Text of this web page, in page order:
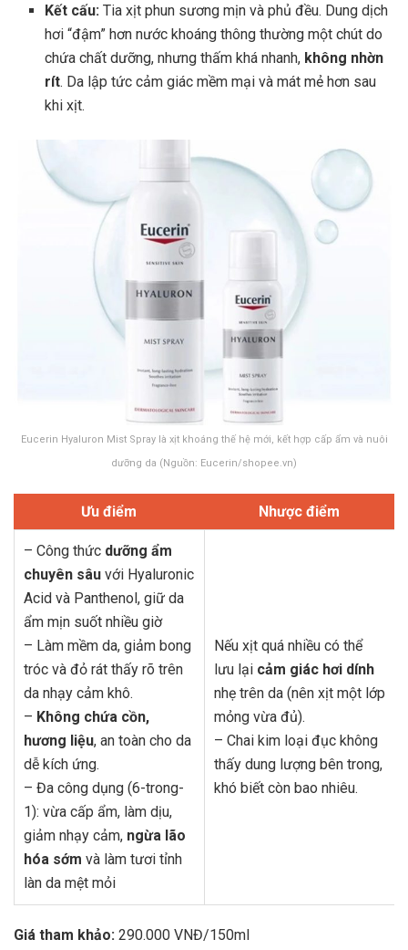
Kết cấu: Tia xịt phun sương mịn và phủ đều. Dung dịch
hơi “đậm” hơn nước khoáng thông thường một chút do
chứa chất dưỡng, nhưng thấm khá nhanh, không nhờn
rít. Da lập tức cảm giác mềm mại và mát mẻ hơn sau
khi xịt.
Eucerin Hyaluron Mist Spray là xịt khoáng thế hệ mới, kết hợp cấp ẩm và nuôi
dưỡng da (Nguồn: Eucerin/shopee.vn)
Ưu điểm Nhược điểm
– Công thức dưỡng ẩm
chuyên sâu với Hyaluronic
Acid và Panthenol, giữ da
ẩm mịn suốt nhiều giờ
– Làm mềm da, giảm bong
tróc và đỏ rát thấy rõ trên
da nhạy cảm khô.
– Không chứa cồn,
hương liệu, an toàn cho da
dễ kích ứng.
– Đa công dụng (6-trong-
1): vừa cấp ẩm, làm dịu,
giảm nhạy cảm, ngừa lão
hóa sớm và làm tươi tỉnh
làn da mệt mỏi
Nếu xịt quá nhiều có thể
lưu lại cảm giác hơi dính
nhẹ trên da (nên xịt một lớp
mỏng vừa đủ).
– Chai kim loại đục không
thấy dung lượng bên trong,
khó biết còn bao nhiêu.
Giá tham khảo: 290.000 VNĐ/150ml